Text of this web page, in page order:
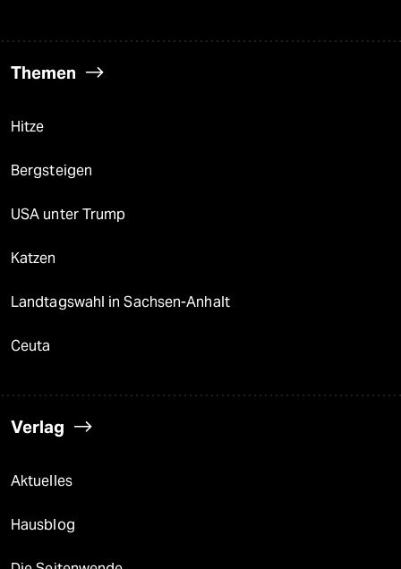
Themen
Hitze
Bergsteigen
USA unter Trump
Katzen
Landtagswahl in Sachsen-Anhalt
Ceuta
Verlag
Aktuelles
Hausblog